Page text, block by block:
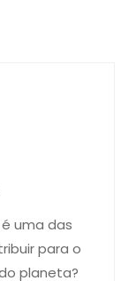
uma das
para o
planeta?